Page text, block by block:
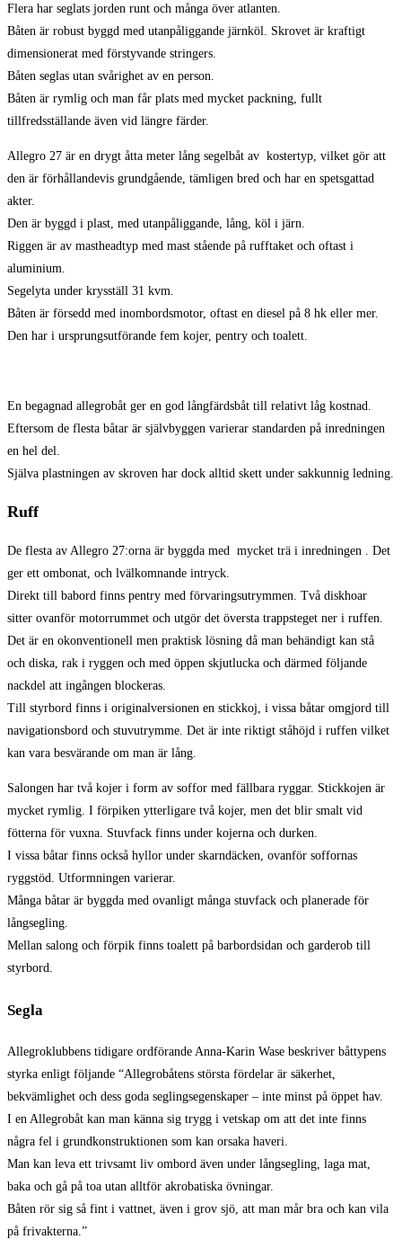
Flera har seglats jorden runt och många över atlanten.
Båten är robust byggd med utanpåliggande järnköl. Skrovet är kraftigt
dimensionerat med förstyvande stringers.
Båten seglas utan svårighet av en person.
Båten är rymlig och man får plats med mycket packning, fullt
tillfredsställande även vid längre färder.
Allegro 27 är en drygt åtta meter lång segelbåt av kostertyp, vilket gör att
den är förhållandevis grundgående, tämligen bred och har en spetsgattad
akter.
Den är byggd i plast, med utanpåliggande, lång, köl i järn.
Riggen är av mastheadtyp med mast stående på rufftaket och oftast i
aluminium.
Segelyta under krysställ 31 kvm.
Båten är försedd med inombordsmotor, oftast en diesel på 8 hk eller mer.
Den har i ursprungsutförande fem kojer, pentry och toalett.
En begagnad allegrobåt ger en god långfärdsbåt till relativt låg kostnad.
Eftersom de flesta båtar är självbyggen varierar standarden på inredningen
en hel del.
Själva plastningen av skroven har dock alltid skett under sakkunnig ledning.
Ruff
De flesta av Allegro 27:orna är byggda med mycket trä i inredningen . Det
ger ett ombonat, och lvälkomnande intryck.
Direkt till babord finns pentry med förvaringsutrymmen. Två diskhoar
sitter ovanför motorrummet och utgör det översta trappsteget ner i ruffen.
Det är en okonventionell men praktisk lösning då man behändigt kan stå
och diska, rak i ryggen och med öppen skjutlucka och därmed följande
nackdel att ingången blockeras.
Till styrbord finns i originalversionen en stickkoj, i vissa båtar omgjord till
navigationsbord och stuvutrymme. Det är inte riktigt ståhöjd i ruffen vilket
kan vara besvärande om man är lång.
Salongen har två kojer i form av soffor med fällbara ryggar. Stickkojen är
mycket rymlig. I förpiken ytterligare två kojer, men det blir smalt vid
fötterna för vuxna. Stuvfack finns under kojerna och durken.
I vissa båtar finns också hyllor under skarndäcken, ovanför soffornas
ryggstöd. Utformningen varierar.
Många båtar är byggda med ovanligt många stuvfack och planerade för
långsegling.
Mellan salong och förpik finns toalett på barbordsidan och garderob till
styrbord.
Segla
Allegroklubbens tidigare ordförande Anna-Karin Wase beskriver båttypens
styrka enligt följande “Allegrobåtens största fördelar är säkerhet,
bekvämlighet och dess goda seglingsegenskaper – inte minst på öppet hav.
I en Allegrobåt kan man känna sig trygg i vetskap om att det inte finns
några fel i grundkonstruktionen som kan orsaka haveri.
Man kan leva ett trivsamt liv ombord även under långsegling, laga mat,
baka och gå på toa utan alltför akrobatiska övningar.
Båten rör sig så fint i vattnet, även i grov sjö, att man mår bra och kan vila
på frivakterna.”